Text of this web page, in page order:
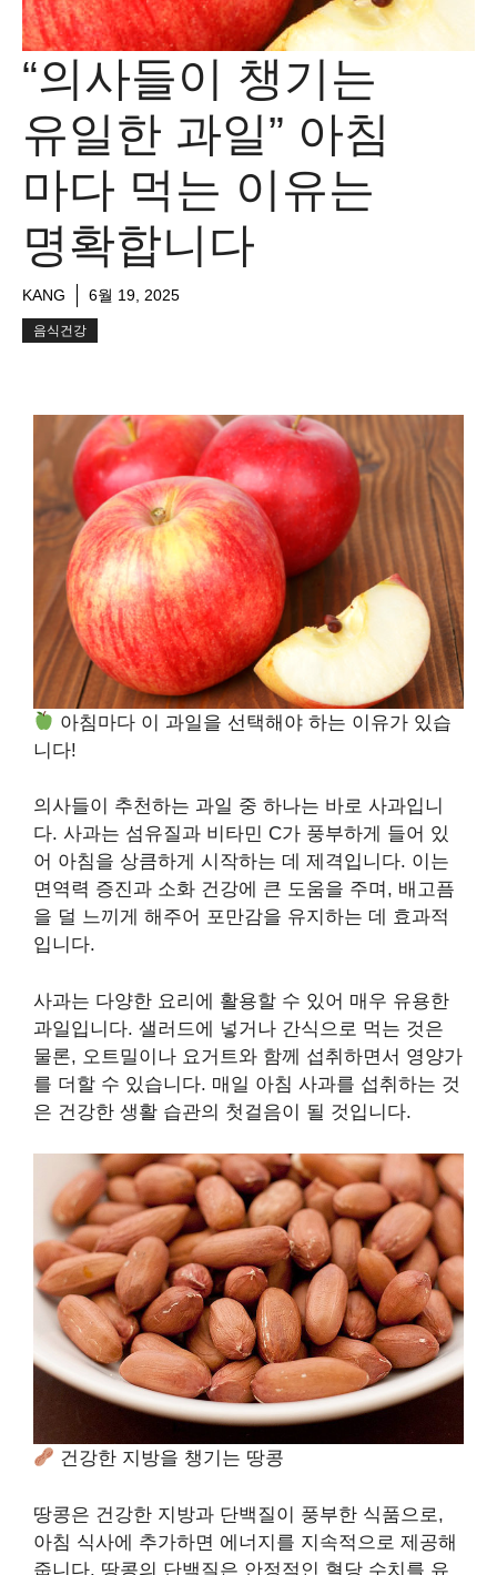
“의사들이 챙기는
유일한 과일” 아침
마다 먹는 이유는
명확합니다
KANG 6월 19, 2025
음식건강
아침마다 이 과일을 선택해야 하는 이유가 있습
니다!
의사들이 추천하는 과일 중 하나는 바로 사과입니
다. 사과는 섬유질과 비타민 C가 풍부하게 들어 있
어 아침을 상큼하게 시작하는 데 제격입니다. 이는
면역력 증진과 소화 건강에 큰 도움을 주며, 배고픔
을 덜 느끼게 해주어 포만감을 유지하는 데 효과적
입니다.
사과는 다양한 요리에 활용할 수 있어 매우 유용한
과일입니다. 샐러드에 넣거나 간식으로 먹는 것은
물론, 오트밀이나 요거트와 함께 섭취하면서 영양가
를 더할 수 있습니다. 매일 아침 사과를 섭취하는 것
은 건강한 생활 습관의 첫걸음이 될 것입니다.
건강한 지방을 챙기는 땅콩
땅콩은 건강한 지방과 단백질이 풍부한 식품으로,
아침 식사에 추가하면 에너지를 지속적으로 제공해
줍니다. 땅콩의 단백질은 안정적인 혈당 수치를 유